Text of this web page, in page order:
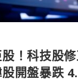
！科技股
開盤暴跌